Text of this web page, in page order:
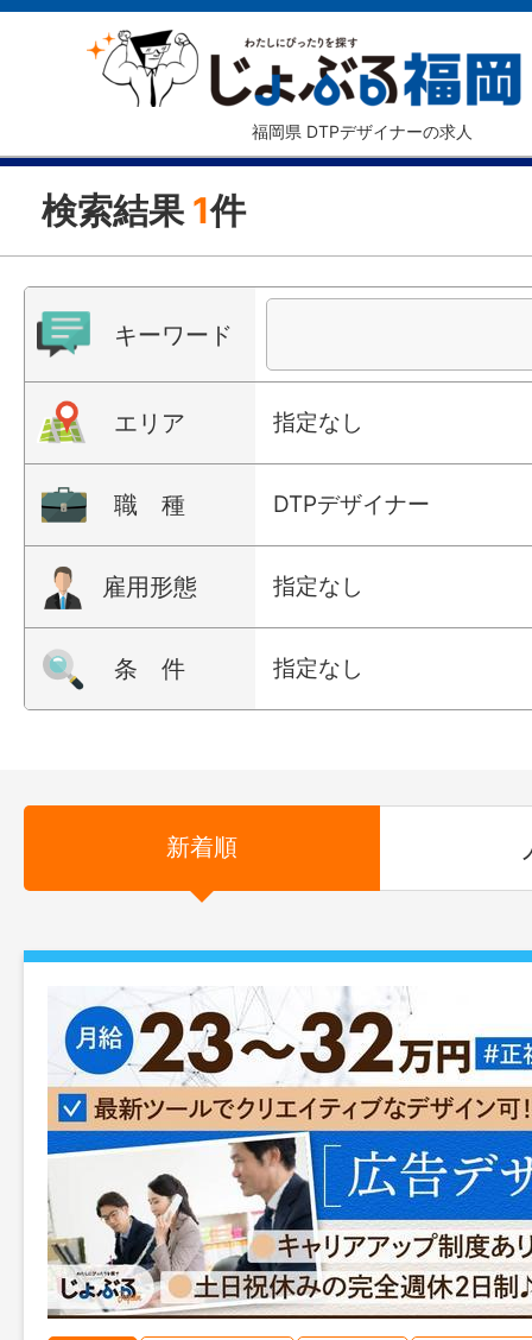
福岡県 DTPデザイナーの求人
検索結果 1件
キーワード
エリア 指定なし
職 種 DTPデザイナー
雇用形態 指定なし
条 件 指定なし
新着順